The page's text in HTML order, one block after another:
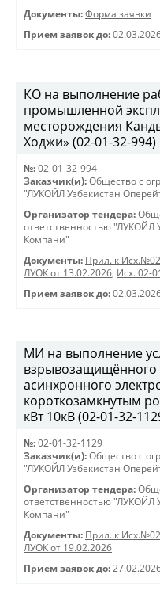
Документы: Форма заявки
Прием заявок до:
КО на выполнение
промышленной
месторождения
Ходжи» (02-01-32-994)
№: 02-01-32-994
Заказчик(и): Общество с
"ЛУКОЙЛ Узбекистан
Организатор тендера:
ответственностью "ЛУКОЙЛ
Компани"
Документы: Прил. к
ЛУОК от 13.02.2026, Исх. 02-
Прием заявок до:
МИ на выполнение
взрывозащищённого
асинхронного
короткозамкнутым
кВт 10кВ (02-01-32-
№: 02-01-32-1129
Заказчик(и): Общество с
"ЛУКОЙЛ Узбекистан
Организатор тендера:
ответственностью "ЛУКОЙЛ
Компани"
Документы: Прил. к
ЛУОК от 19.02.2026
Прием заявок до: